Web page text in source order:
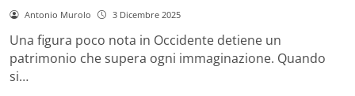
Antonio Murolo 3 Dicembre 2025
Una figura poco nota in Occidente detiene un
patrimonio che supera ogni immaginazione. Quando
si…